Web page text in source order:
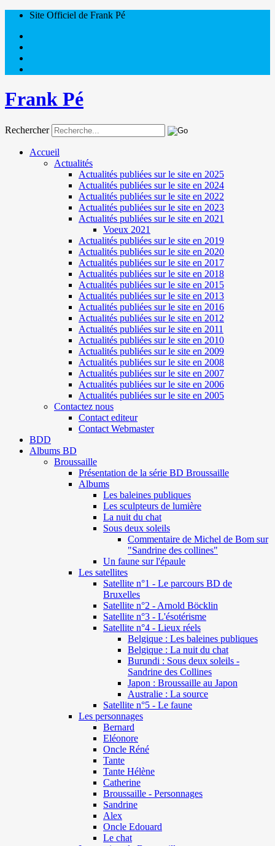
Site Officiel de Frank Pé
Frank Pé
Rechercher
Accueil
Actualités
Actualités publiées sur le site en 2025
Actualités publiées sur le site en 2024
Actualités publiées sur le site en 2022
Actualités publiées sur le site en 2023
Actualités publiées sur le site en 2021
Voeux 2021
Actualités publiées sur le site en 2019
Actualités publiées sur le site en 2020
Actualités publiées sur le site en 2017
Actualités publiées sur le site en 2018
Actualités publiées sur le site en 2015
Actualités publiées sur le site en 2013
Actualités publiées sur le site en 2016
Actualités publiées sur le site en 2012
Actualités publiées sur le site en 2011
Actualités publiées sur le site en 2010
Actualités publiées sur le site en 2009
Actualités publiées sur le site en 2008
Actualités publiées sur le site en 2007
Actualités publiées sur le site en 2006
Actualités publiées sur le site en 2005
Contactez nous
Contact editeur
Contact Webmaster
BDD
Albums BD
Broussaille
Présentation de la série BD Broussaille
Albums
Les baleines publiques
Les sculpteurs de lumière
La nuit du chat
Sous deux soleils
Commentaire de Michel de Bom sur
"Sandrine des collines"
Un faune sur l'épaule
Les satellites
Satellite n°1 - Le parcours BD de
Bruxelles
Satellite n°2 - Arnold Böcklin
Satellite n°3 - L'ésotérisme
Satellite n°4 - Lieux réels
Belgique : Les baleines publiques
Belgique : La nuit du chat
Burundi : Sous deux soleils -
Sandrine des Collines
Japon : Broussaille au Japon
Australie : La source
Satellite n°5 - Le faune
Les personnages
Bernard
Eléonore
Oncle Réné
Tante
Tante Hélène
Catherine
Broussaille - Personnages
Sandrine
Alex
Oncle Edouard
Le chat